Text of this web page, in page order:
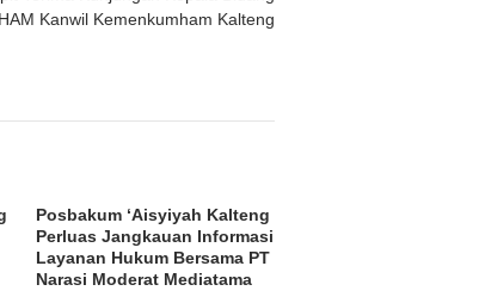
HAM Kanwil Kemenkumham Kalteng
Posbakum ‘Aisyiyah Kalteng
Perluas Jangkauan Informasi
Layanan Hukum Bersama PT
Narasi Moderat Mediatama